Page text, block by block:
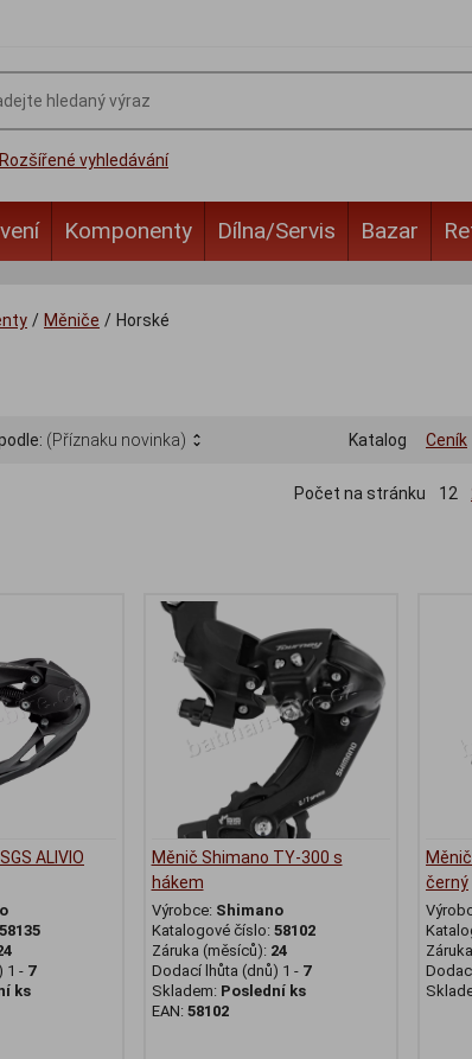
Rozšířené vyhledávání
Komponenty Dílna/Servis Bazar
/ Měniče / Horské
(Příznaku novinka) Katalog Ceník
Počet na stránku 12
ALIVIO
58135
1 - 7
ks
Měnič Shimano TY-300 s
hákem
Výrobce: Shimano
Katalogové číslo: 58102
Záruka (měsíců): 24
Dodací lhůta (dnů) 1 -7
Skladem: Poslední ks
EAN: 58102
černý